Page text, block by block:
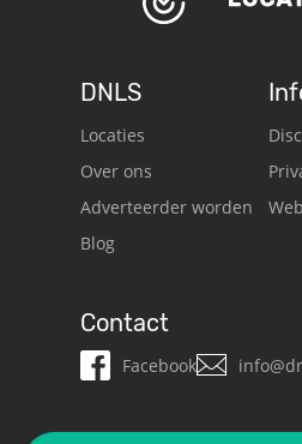
DNLS
Locaties
Over ons
Adverteerder worden
Blog
Contact
Facebook